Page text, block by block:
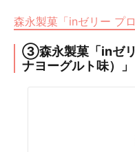
森永製菓「inゼリー プ
③森永製菓「inゼ
ナヨーグルト味）」